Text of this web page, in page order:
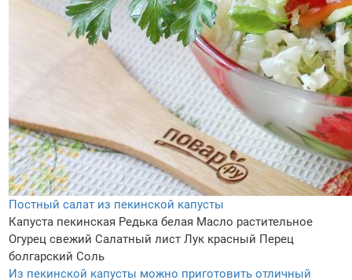
Постный салат из пекинской капусты
Капуста пекинская Редька белая Масло растительное
Огурец свежий Салатный лист Лук красный Перец
болгарский Соль
Из пекинской капусты можно приготовить отличный